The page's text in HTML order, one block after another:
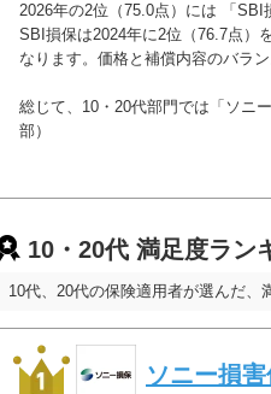
2026年の2位（75.0点）には 「SBI
SBI損保は2024年に2位（76.7点）
なります。価格と補償内容のバラ
総じて、10・20代部門では「ソニ
部）
10・20代 満足度ラン
10代、20代の保険適用者が選んだ、
ソニー損